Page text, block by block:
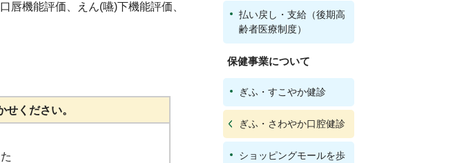
唇機能評価、えん(嚥)下機能評価、
ください。
払い戻し・支給（後期高
齢者医療制度）
保健事業について
ぎふ・すこやか健診
ぎふ・さわやか口腔健診
ショッピングモールを歩